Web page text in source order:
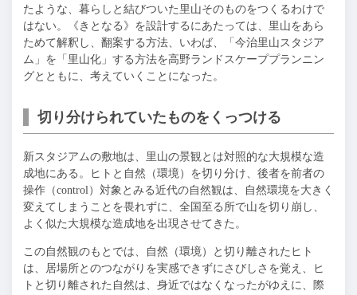
たような、暮らしと結びついた里山そのものをつくるわけで
はない。《きとなる》を設計するにあたっては、里山をあら
ためて解釈し、翻案する方法、いわば、「今治里山スタジア
ム」を「里山化」する方法を高野ランドスケーププランニン
グとともに、考えていくことになった。
切り分けられていたものをくっつける
新スタジアムの敷地は、里山の景観とは対照的な大規模な造
成地にある。ヒトと自然（環境）を切り分け、後者を前者の
操作（control）対象とみる近代の自然観は、自然環境を大きく
変えてしまうことを畏れずに、全国至る所で山を切り崩し、
よく似た大規模な造成地を出現させてきた。
この自然観のもとでは、自然（環境）と切り離されたヒト
は、居場所とのつながりを実感できずにさびしさを覚え、ヒ
トと切り離された自然は、身近ではなくなったがゆえに、際